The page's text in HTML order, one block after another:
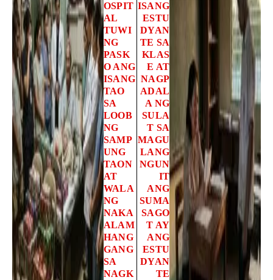
OSPIT
AL
TUWI
NG
PASK
O ANG
ISANG
TAO
SA
LOOB
NG
SAMP
UNG
TAON
AT
WALA
NG
NAKA
ALAM
HANG
GANG
SA
NAGK
ISANG
ESTU
DYAN
TE SA
KLAS
E AT
NAGP
ADAL
A NG
SULA
T SA
MAGU
LANG
NGUN
IT
ANG
SUMA
SAGO
T AY
ANG
ESTU
DYAN
TE